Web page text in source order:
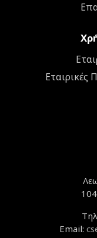
Εταιρικές
Email: